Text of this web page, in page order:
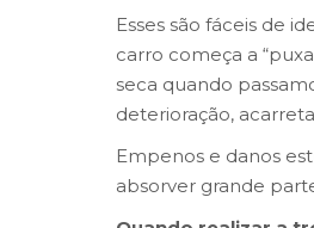
Esses são fáceis de
carro começa a
seca quando
deterioração,
Empenos e danos
absorver grande